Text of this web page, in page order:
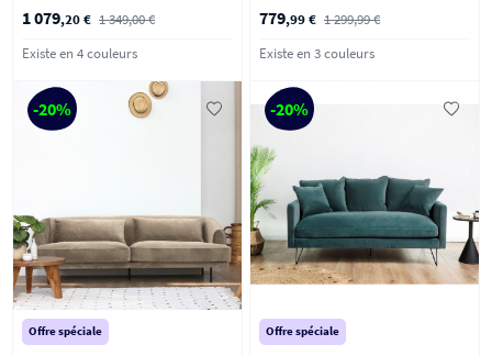
1 079,20 € 1 349,00 €
Existe en 4 couleurs
779,99 € 1 299,99 €
Existe en 3 couleurs
-20%
Offre spéciale
-20%
Offre spéciale